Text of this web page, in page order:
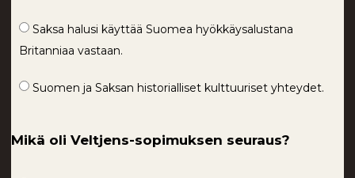
Saksa halusi käyttää Suomea hyökkäysalustana
Britanniaa vastaan.
Suomen ja Saksan historialliset kulttuuriset yhteydet.
Mikä oli Veltjens-sopimuksen seuraus?